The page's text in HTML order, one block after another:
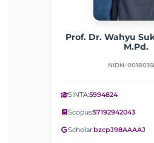
Prof. Dr. Wahyu
M.Pd.
NIDN:
SINTA:5994824
Scopus:57192942043
Scholar:bzcpJ98AAAAJ